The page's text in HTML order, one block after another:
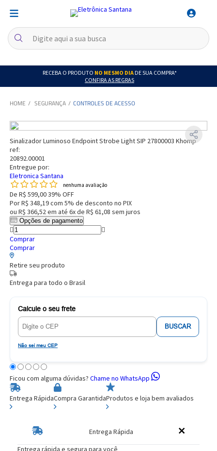
RECEBA O PRODUTO NO MESMO DIADE SUA COMPRA*
CONFIRA AS REGRAS
SEGURANÇA CONTROLES DE ACESSO
Sinalizador Luminoso Endpoint Strobe Light SIP 27800003 Khomp
ref:
20892.00001
Entregue por:
Eletronica Santana
nenhuma avaliação
De R$ 599,0039% OFF
PorR$ 348,19com 5% de desconto no PIX
ou R$ 366,52 em até 6x de R$ 61,08 sem juros
Opções de pagamento
Comprar
Comprar
Retire seu produto
Entrega para todo o Brasil
Calcule o seu frete
BUSCAR
Não sei meu CEP
Ficou com alguma dúvidas? Chame no WhatsApp
Entrega RápidaCompra GarantidaProdutos e loja bem avaliados
Entrega Rápida
Entrega rápida e segura para você